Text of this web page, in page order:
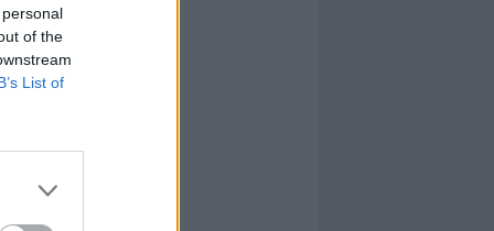
of the
List of